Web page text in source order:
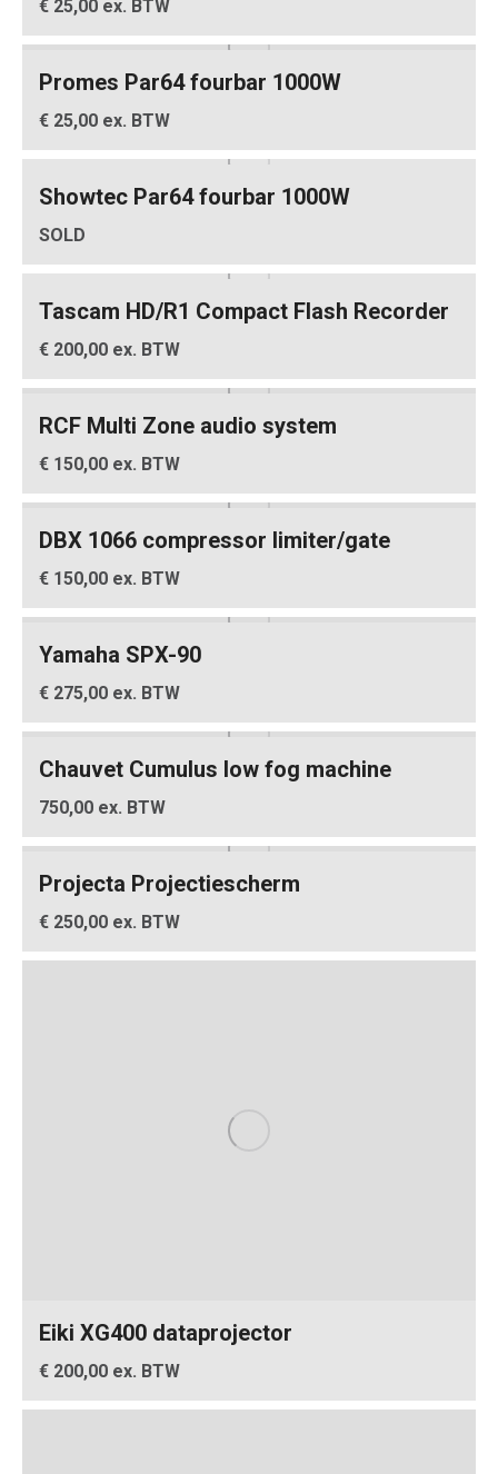
€ 25,00 ex. BTW
Promes Par64 fourbar 1000W
€ 25,00 ex. BTW
Showtec Par64 fourbar 1000W
SOLD
Tascam HD/R1 Compact Flash Recorder
€ 200,00 ex. BTW
RCF Multi Zone audio system
€ 150,00 ex. BTW
DBX 1066 compressor limiter/gate
€ 150,00 ex. BTW
Yamaha SPX-90
€ 275,00 ex. BTW
Chauvet Cumulus low fog machine
750,00 ex. BTW
Projecta Projectiescherm
€ 250,00 ex. BTW
Eiki XG400 dataprojector
€ 200,00 ex. BTW